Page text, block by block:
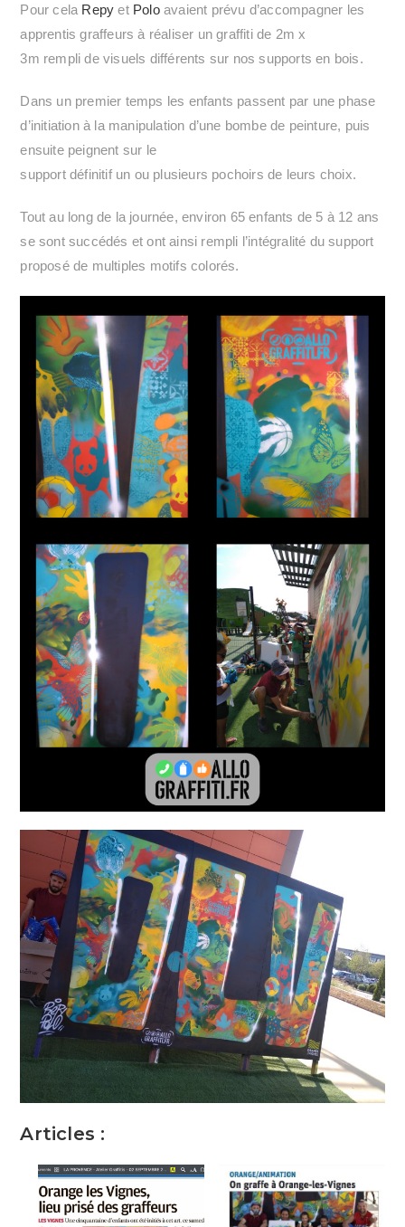
Pour cela Repy et Poloavaient prévu d’accompagner les
apprentis graffeurs à réaliser un graffiti de 2m x
3m rempli de visuels différents sur nos supports en bois.
Dans un premier temps les enfants passent par une phase
d’initiation à la manipulation d’une bombe de peinture, puis
ensuite peignent sur le
support définitif un ou plusieurs pochoirs de leurs choix.
Tout au long de la journée, environ 65 enfants de 5 à 12 ans
se sont succédés et ont ainsi rempli l’intégralité du support
proposé de multiples motifs colorés.
Articles :